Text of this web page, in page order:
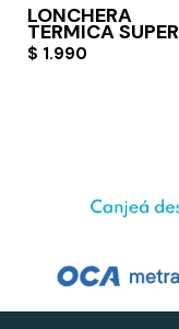
LONCHERA
TERMICA SUPER
SNACK
$ 1.990